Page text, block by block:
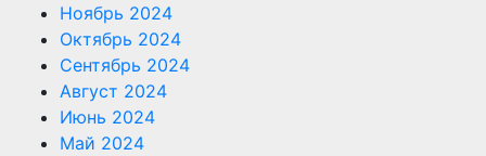
Ноябрь 2024
Октябрь 2024
Сентябрь 2024
Август 2024
Июнь 2024
Май 2024